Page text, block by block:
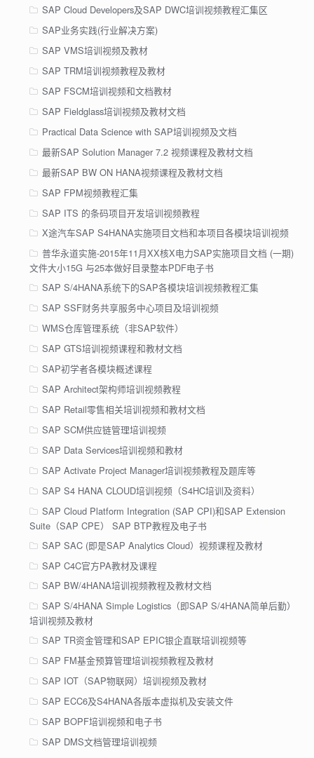
SAP Cloud Developers及SAP DWC培训视频教程汇集区
SAP业务实践(行业解决方案)
SAP VMS培训视频及教材
SAP TRM培训视频教程及教材
SAP FSCM培训视频和文档教材
SAP Fieldglass培训视频及教材文档
Practical Data Science with SAP培训视频及文档
最新SAP Solution Manager 7.2 视频课程及教材文档
最新SAP BW ON HANA视频课程及教材文档
SAP FPM视频教程汇集
SAP ITS 的条码项目开发培训视频教程
X途汽车SAP S4HANA实施项目文档和本项目各模块培训视频
普华永道实施-2015年11月XX核X电力SAP实施项目文档 (一期)
文件大小15G 与25本做好目录整本PDF电子书
SAP S/4HANA系统下的SAP各模块培训视频教程汇集
SAP SSF财务共享服务中心项目及培训视频
WMS仓库管理系统（非SAP软件）
SAP GTS培训视频课程和教材文档
SAP初学者各模块概述课程
SAP Architect架构师培训视频教程
SAP Retail零售相关培训视频和教材文档
SAP SCM供应链管理培训视频
SAP Data Services培训视频和教材
SAP Activate Project Manager培训视频教程及题库等
SAP S4 HANA CLOUD培训视频（S4HC培训及资料）
SAP Cloud Platform Integration (SAP CPI)和SAP Extension
Suite（SAP CPE） SAP BTP教程及电子书
SAP SAC (即是SAP Analytics Cloud）视频课程及教材
SAP C4C官方PA教材及课程
SAP BW/4HANA培训视频教程及教材文档
SAP S/4HANA Simple Logistics（即SAP S/4HANA简单后勤）
培训视频及教材
SAP TR资金管理和SAP EPIC银企直联培训视频等
SAP FM基金预算管理培训视频教程及教材
SAP IOT（SAP物联网）培训视频及教材
SAP ECC6及S4HANA各版本虚拟机及安装文件
SAP BOPF培训视频和电子书
SAP DMS文档管理培训视频